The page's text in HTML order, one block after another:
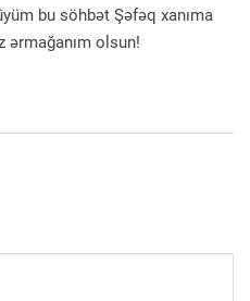
bu söhbət Şəfəq xanıma
olsun!